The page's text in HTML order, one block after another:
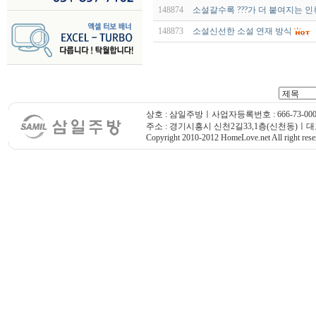
148874 소설갈수록 ???가 더 붙여지는
148873 소설신선한 소설 연재 방식
상호 : 삼일주방ㅣ사업자등록번호 : 666-73-
주소 : 경기시흥시 신천2길33,1층(신천동)ㅣ대
Copyright 2010-2012 HomeLove.net All right